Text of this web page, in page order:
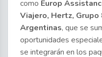
como Europ
Viajero, Hertz, Grupo
Argentinas, que se
oportunidades
se integrarán en los